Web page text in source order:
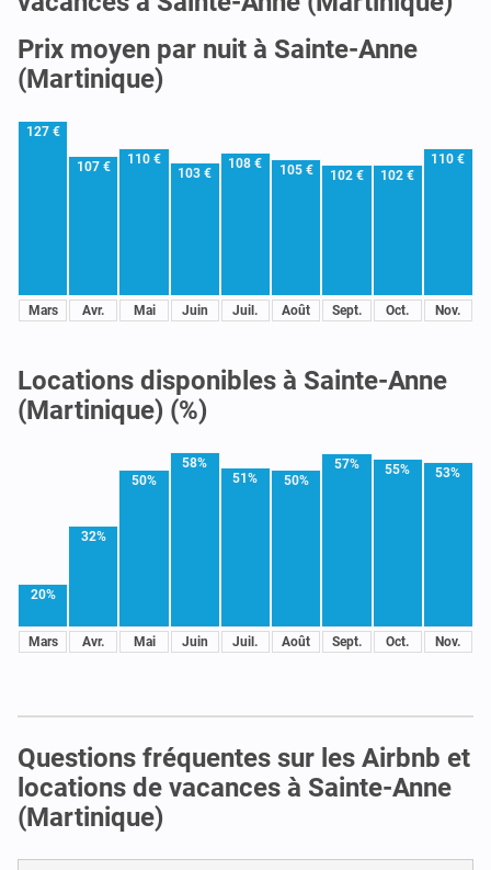
Prix moyen par nuit à Sainte-Anne
(Martinique)
127 €
Mars
107 €
Avr.
110 €
Mai
103 €
Juin
108 €
Juil.
105 €
Août
102 €
Sept.
102 €
Oct.
110 €
Nov.
Locations disponibles à Sainte-Anne
(Martinique) (%)
20%
Mars
32%
Avr.
50%
Mai
58%
Juin
51%
Juil.
50%
Août
57%
Sept.
55%
Oct.
53%
Nov.
Questions fréquentes sur les Airbnb et
locations de vacances à Sainte-Anne
(Martinique)